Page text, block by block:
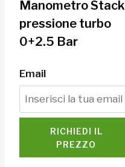
Manometro Stack
pressione turbo
0+2.5 Bar
Email
RICHIEDI IL
PREZZO